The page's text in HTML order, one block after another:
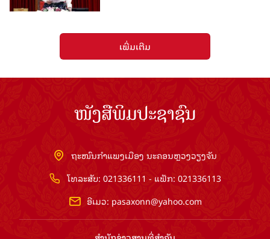
ເພີ່ມເຕີມ
ໜັງສືພິມປະຊາຊົນ
ຖະໜົນກຳແພງເມືອງ ນະຄອນຫຼວງວຽງຈັນ
ໂທລະສັບ: 021336111 - ແຟັກ: 021336113
ອີເມວ: pasaxonn@yahoo.com